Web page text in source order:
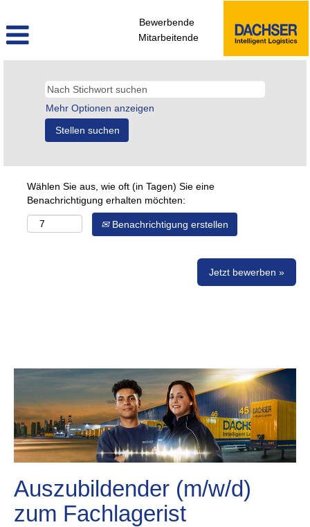
Bewerbende
Mitarbeitende
Mehr Optionen anzeigen
Wählen Sie aus, wie oft (in Tagen) Sie eine
Benachrichtigung erhalten möchten:
Benachrichtigung erstellen
Jetzt bewerben »
Auszubildender (m/w/d)
zum Fachlagerist